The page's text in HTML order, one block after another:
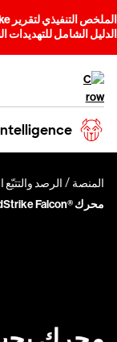
الدليل الشامل للتهديدات
المنصة الرصد
محرك CrowdStrike Falcon®‎ للتهديدات السيبرانية